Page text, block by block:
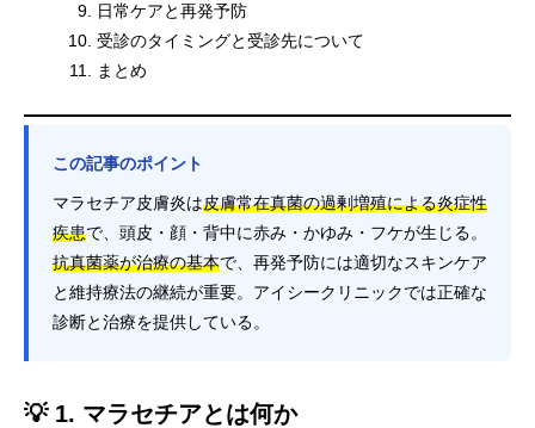
日常ケアと再発予防
受診のタイミングと受診先について
まとめ
この記事のポイント
マラセチア皮膚炎は皮膚常在真菌の過剰増殖による炎症性
疾患で、頭皮・顔・背中に赤み・かゆみ・フケが生じる。
抗真菌薬が治療の基本で、再発予防には適切なスキンケア
と維持療法の継続が重要。アイシークリニックでは正確な
診断と治療を提供している。
💡 1. マラセチアとは何か